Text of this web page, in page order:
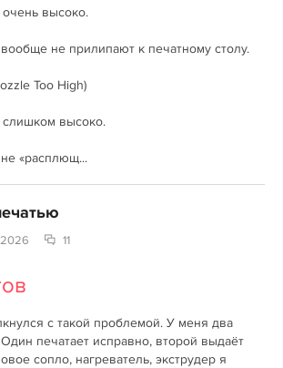
высоко.
не прилипают к печатному столу.
Too High)
слишком высоко.
«расплющ...
11
с такой проблемой. У меня два
печатает исправно, второй выдаёт
сопло, нагреватель, экструдер я